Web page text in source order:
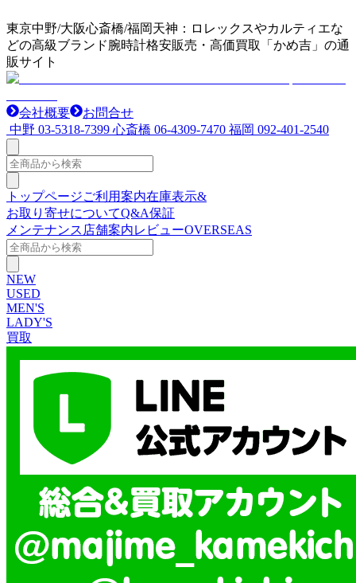
東京中野/大阪心斎橋/福岡天神：ロレックスやカルティエな
どの高級ブランド腕時計格安販売・高価買取「かめ吉」の通
販サイト
会社概要
お問合せ
中野 03-5318-7399 心斎橋 06-4309-7470 福岡 092-401-2540
トップページご利用案内在庫表示&
お取り寄せについてQ&A保証
メンテナンス 店舗案内レビューOVERSEAS
NEW
USED
MEN'S
LADY'S
買取